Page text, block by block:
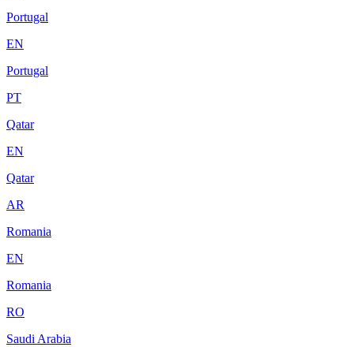
Portugal
EN
Portugal
PT
Qatar
EN
Qatar
AR
Romania
EN
Romania
RO
Saudi Arabia